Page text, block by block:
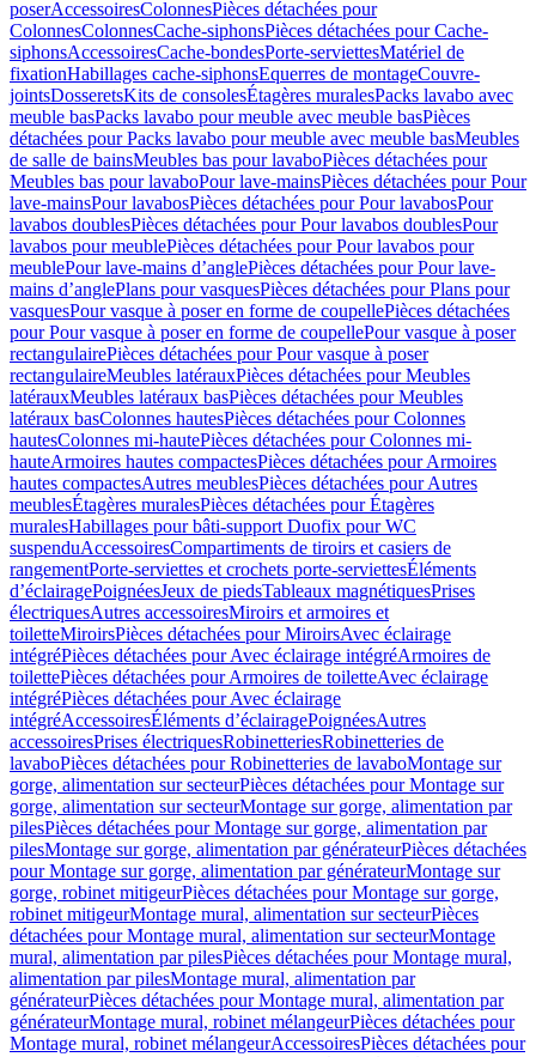
poserAccessoiresColonnesPièces détachées pour
ColonnesColonnesCache-siphonsPièces détachées pour Cache-
siphonsAccessoiresCache-bondesPorte-serviettesMatériel de
fixationHabillages cache-siphonsEquerres de montageCouvre-
jointsDosseretsKits de consolesÉtagères muralesPacks lavabo avec
meuble basPacks lavabo pour meuble avec meuble basPièces
détachées pour Packs lavabo pour meuble avec meuble basMeubles
de salle de bainsMeubles bas pour lavaboPièces détachées pour
Meubles bas pour lavaboPour lave-mainsPièces détachées pour Pour
lave-mainsPour lavabosPièces détachées pour Pour lavabosPour
lavabos doublesPièces détachées pour Pour lavabos doublesPour
lavabos pour meublePièces détachées pour Pour lavabos pour
meublePour lave-mains d’anglePièces détachées pour Pour lave-
mains d’anglePlans pour vasquesPièces détachées pour Plans pour
vasquesPour vasque à poser en forme de coupellePièces détachées
pour Pour vasque à poser en forme de coupellePour vasque à poser
rectangulairePièces détachées pour Pour vasque à poser
rectangulaireMeubles latérauxPièces détachées pour Meubles
latérauxMeubles latéraux basPièces détachées pour Meubles
latéraux basColonnes hautesPièces détachées pour Colonnes
hautesColonnes mi-hautePièces détachées pour Colonnes mi-
hauteArmoires hautes compactesPièces détachées pour Armoires
hautes compactesAutres meublesPièces détachées pour Autres
meublesÉtagères muralesPièces détachées pour Étagères
muralesHabillages pour bâti-support Duofix pour WC
suspenduAccessoiresCompartiments de tiroirs et casiers de
rangementPorte-serviettes et crochets porte-serviettesÉléments
d’éclairagePoignéesJeux de piedsTableaux magnétiquesPrises
électriquesAutres accessoiresMiroirs et armoires et
toiletteMiroirsPièces détachées pour MiroirsAvec éclairage
intégréPièces détachées pour Avec éclairage intégréArmoires de
toilettePièces détachées pour Armoires de toiletteAvec éclairage
intégréPièces détachées pour Avec éclairage
intégréAccessoiresÉléments d’éclairagePoignéesAutres
accessoiresPrises électriquesRobinetteriesRobinetteries de
lavaboPièces détachées pour Robinetteries de lavaboMontage sur
gorge, alimentation sur secteurPièces détachées pour Montage sur
gorge, alimentation sur secteurMontage sur gorge, alimentation par
pilesPièces détachées pour Montage sur gorge, alimentation par
pilesMontage sur gorge, alimentation par générateurPièces détachées
pour Montage sur gorge, alimentation par générateurMontage sur
gorge, robinet mitigeurPièces détachées pour Montage sur gorge,
robinet mitigeurMontage mural, alimentation sur secteurPièces
détachées pour Montage mural, alimentation sur secteurMontage
mural, alimentation par pilesPièces détachées pour Montage mural,
alimentation par pilesMontage mural, alimentation par
générateurPièces détachées pour Montage mural, alimentation par
générateurMontage mural, robinet mélangeurPièces détachées pour
Montage mural, robinet mélangeurAccessoiresPièces détachées pour